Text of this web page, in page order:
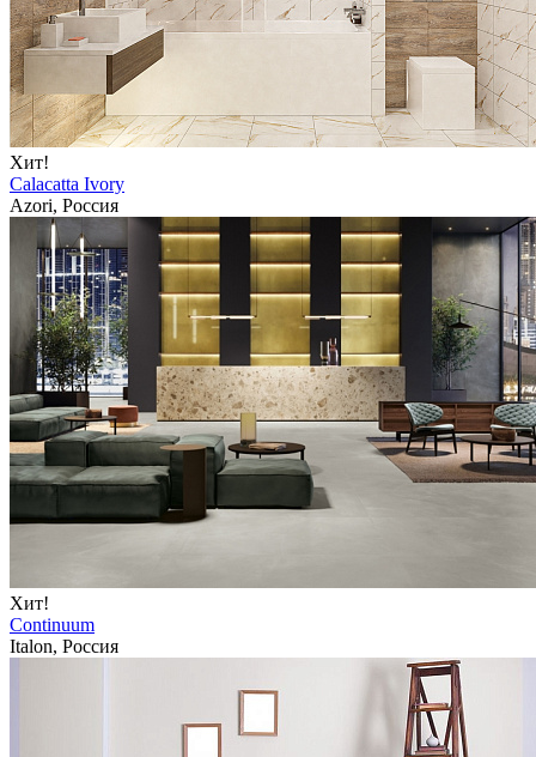
Хит!
Calacatta Ivory
Azori, Россия
Хит!
Continuum
Italon, Россия